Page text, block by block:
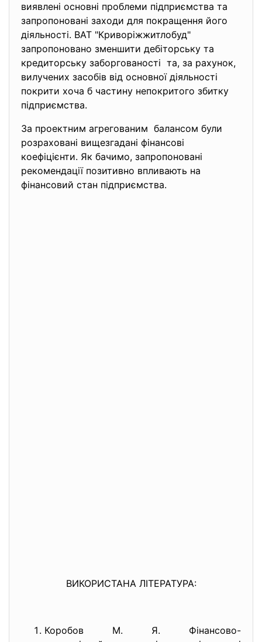
виявлені основні проблеми підприємства та
запропоновані заходи для покращення його
діяльності. ВАТ "Криворiжжитлобуд"
запропоновано зменшити дебіторську та
кредиторську заборгованості та, за рахунок,
вилучених засобів від основної діяльності
покрити хоча б частину непокритого збитку
підприємства.
За проектним агрегованим балансом були
розраховані вищезгадані фінансові
коефіцієнти. Як бачимо, запропоновані
рекомендації позитивно впливають на
фінансовий стан підприємства.
ВИКОРИСТАНА ЛІТЕРАТУРА:
Коробов М. Я. Фінансово-